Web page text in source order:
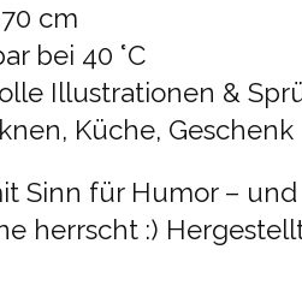
cm
bei 40 °C
Illustrationen &
Küche, Geschenk
Sinn für Humor –
herrscht :)